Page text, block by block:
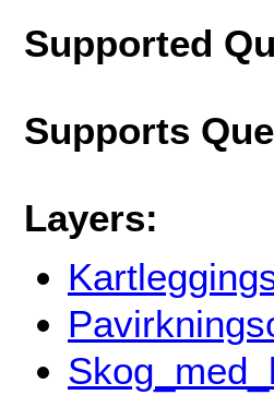
Supported
Supports
Layers: